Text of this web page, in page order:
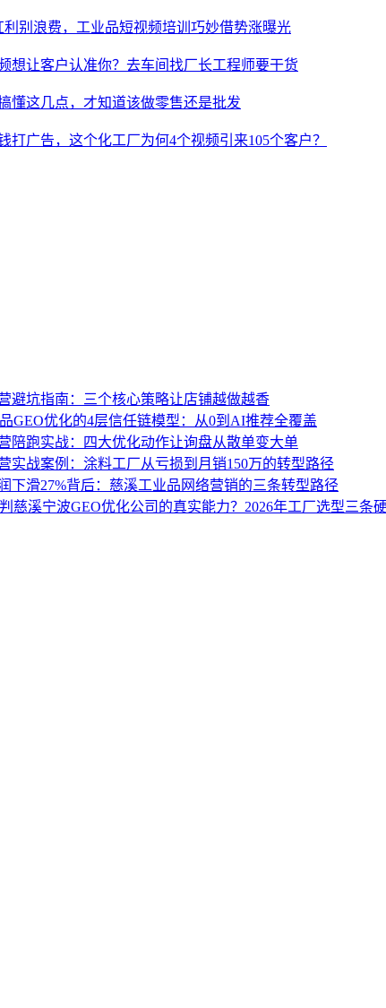
别浪费，工业品短视频培训巧妙借势涨曝光
想让客户认准你？去车间找厂长工程师要干货
懂这几点，才知道该做零售还是批发
打广告，这个化工厂为何4个视频引来105个客户？
避坑指南：三个核心策略让店铺越做越香
GEO优化的4层信任链模型：从0到AI推荐全覆盖
陪跑实战：四大优化动作让询盘从散单变大单
实战案例：涂料工厂从亏损到月销150万的转型路径
下滑27%背后：慈溪工业品网络营销的三条转型路径
慈溪宁波GEO优化公司的真实能力？2026年工厂选型三条